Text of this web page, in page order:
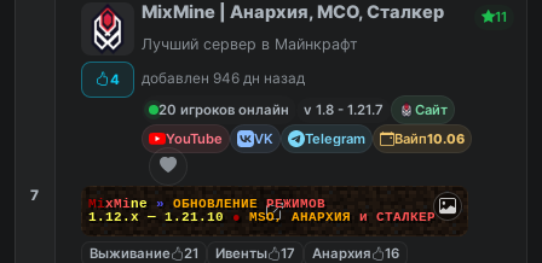
7
4
MixMine | Анархия, МСО, Сталкер 11
Лучший сервер в Майнкрафт
добавлен 946 дн назад
20 игроков онлайн
v 1.8 - 1.21.7
Сайт
YouTube
VK Telegram Вайп10.06
MixMine » ОБНОВЛЕНИЕ РЕЖИМОВ
1.12.x — 1.21.10
● MSO, АНАРХИЯ и СТАЛКЕР
Выживание 21 Ивенты 17 Анархия 16